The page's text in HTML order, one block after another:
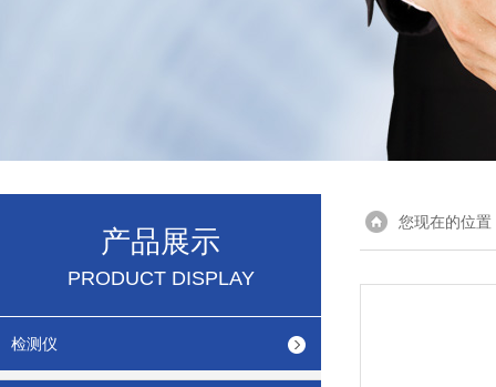
产品展示
PRODUCT DISPLAY
检测仪
您现在的位置